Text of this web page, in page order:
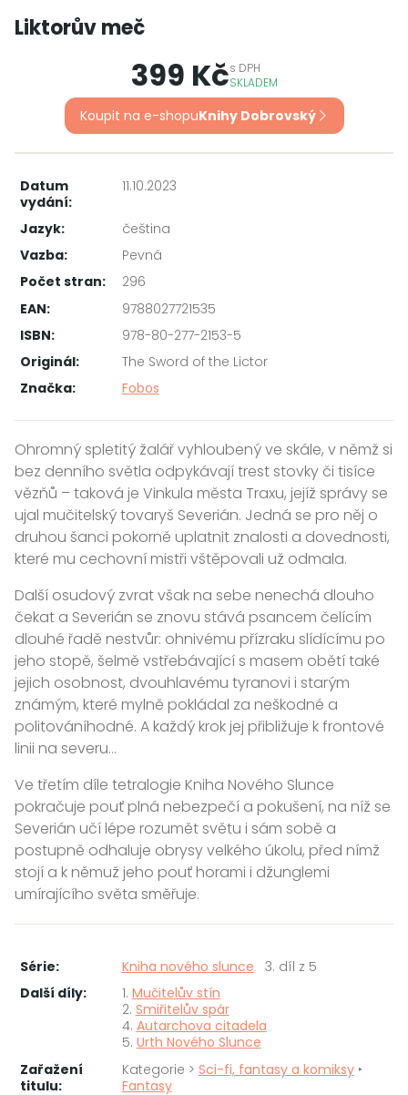
Liktorův meč
399 Kčs DPH
SKLADEM
Koupit na e-shopuKnihy Dobrovský
Datum
vydání:
11.10.2023
Jazyk:
čeština
Vazba:
Pevná
Počet stran:
296
EAN:
9788027721535
ISBN:
978-80-277-2153-5
Originál:
The Sword of the Lictor
Značka:
Fobos
Ohromný spletitý žalář vyhloubený ve skále, v němž si
bez denního světla odpykávají trest stovky či tisíce
vězňů – taková je Vinkula města Traxu, jejíž správy se
ujal mučitelský tovaryš Severián. Jedná se pro něj o
druhou šanci pokorně uplatnit znalosti a dovednosti,
které mu cechovní mistři vštěpovali už odmala.
Další osudový zvrat však na sebe nenechá dlouho
čekat a Severián se znovu stává psancem čelícím
dlouhé řadě nestvůr: ohnivému přízraku slídícímu po
jeho stopě, šelmě vstřebávající s masem obětí také
jejich osobnost, dvouhlavému tyranovi i starým
známým, které mylně pokládal za neškodné a
politováníhodné. A každý krok jej přibližuje k frontové
linii na severu…
Ve třetím díle tetralogie Kniha Nového Slunce
pokračuje pouť plná nebezpečí a pokušení, na níž se
Severián učí lépe rozumět světu i sám sobě a
postupně odhaluje obrysy velkého úkolu, před nímž
stojí a k němuž jeho pouť horami i džunglemi
umírajícího světa směřuje.
Série: Kniha nového slunce
3. díl z 5
Další díly:
1. Mučitelův stín
2. Smiřitelův spár
4. Autarchova citadela
5. Urth Nového Slunce
Zařažení
titulu:
Kategorie > Sci-fi, fantasy a komiksy‣
Fantasy